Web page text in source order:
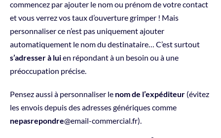
commencez par ajouter le nom ou prénom de votre contact
et vous verrez vos taux d’ouverture grimper ! Mais
personnaliser ce n’est pas uniquement ajouter
automatiquement le nom du destinataire… C’est surtout
s’adresser à luien répondant à un besoin ou à une
préoccupation précise.
Pensez aussi à personnaliser le nom de l’expéditeur (évitez
les envois depuis des adresses génériques comme
nepasrepondre@email-commercial.fr).